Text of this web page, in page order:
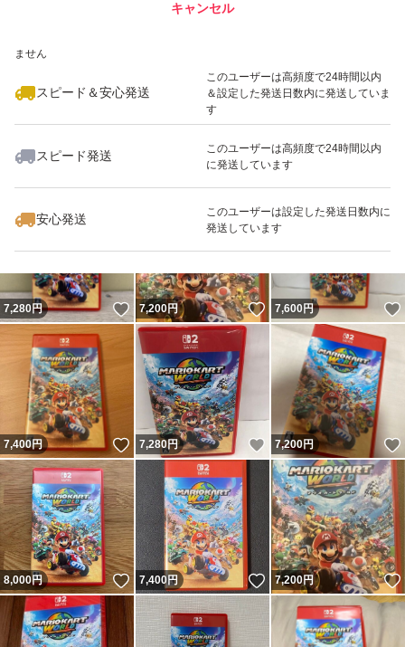
ません
スピード＆安心発送
このユーザーは高頻度で24時間以内
＆設定した発送日数内に発送していま
す
スピード発送
このユーザーは高頻度で24時間以内
に発送しています
安心発送
このユーザーは設定した発送日数内に
発送しています
キャンセル
いいね！
7,350
7,280円 いいね！
7,200円 いいね！
7,600円
7,400円 いいね！
7,280円 いいね！
7,200円
8,000円 いいね！
7,400円 いいね！
7,200円